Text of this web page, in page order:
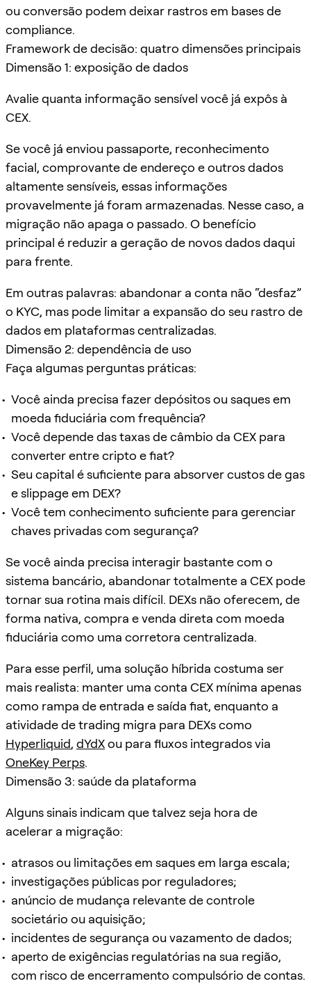
ou conversão podem deixar rastros em bases de
compliance.
Framework de decisão: quatro dimensões principais
Dimensão 1: exposição de dados
Avalie quanta informação sensível você já expôs à
CEX.
Se você já enviou passaporte, reconhecimento
facial, comprovante de endereço e outros dados
altamente sensíveis, essas informações
provavelmente já foram armazenadas. Nesse caso, a
migração não apaga o passado. O benefício
principal é reduzir a geração de novos dados daqui
para frente.
Em outras palavras: abandonar a conta não “desfaz”
o KYC, mas pode limitar a expansão do seu rastro de
dados em plataformas centralizadas.
Dimensão 2: dependência de uso
Faça algumas perguntas práticas:
Você ainda precisa fazer depósitos ou saques em
moeda fiduciária com frequência?
Você depende das taxas de câmbio da CEX para
converter entre cripto e fiat?
Seu capital é suficiente para absorver custos de gas
e slippage em DEX?
Você tem conhecimento suficiente para gerenciar
chaves privadas com segurança?
Se você ainda precisa interagir bastante com o
sistema bancário, abandonar totalmente a CEX pode
tornar sua rotina mais difícil. DEXs não oferecem, de
forma nativa, compra e venda direta com moeda
fiduciária como uma corretora centralizada.
Para esse perfil, uma solução híbrida costuma ser
mais realista: manter uma conta CEX mínima apenas
como rampa de entrada e saída fiat, enquanto a
atividade de trading migra para DEXs como
Hyperliquid, dYdXou para fluxos integrados via
OneKey Perps.
Dimensão 3: saúde da plataforma
Alguns sinais indicam que talvez seja hora de
acelerar a migração:
atrasos ou limitações em saques em larga escala;
investigações públicas por reguladores;
anúncio de mudança relevante de controle
societário ou aquisição;
incidentes de segurança ou vazamento de dados;
aperto de exigências regulatórias na sua região,
com risco de encerramento compulsório de contas.